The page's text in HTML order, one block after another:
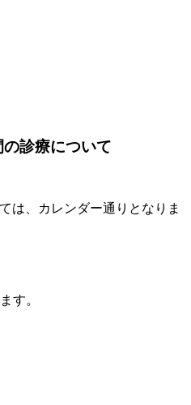
診療について
は、カレンダー通りとなりま
す。